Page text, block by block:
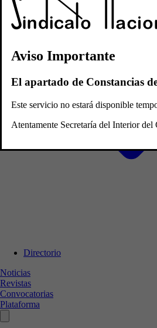
Directorio
Noticias
Revistas
Convocatorias
Plataforma
Aviso Importante
El apartado de Constancias
Este servicio no estará disponible
Atentamente Secretaría del Interior